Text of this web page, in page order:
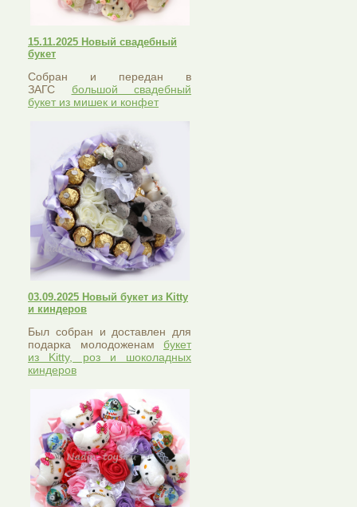
15.11.2025 Новый свадебный
букет
Собран и передан в
ЗАГС большой свадебный
букет из мишек и конфет
03.09.2025 Новый букет из Kitty
и киндеров
Был собран и доставлен для
подарка молодоженам букет
из Kitty, роз и шоколадных
киндеров